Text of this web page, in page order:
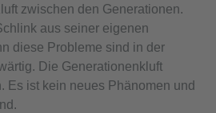
zwischen den Generationen.
aus seiner eigenen
diese Probleme sind in der
Die Generationenkluft
Es ist kein neues Phänomen und